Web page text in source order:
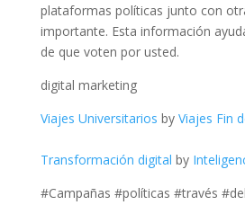
plataformas políticas junto con
importante. Esta información
de que voten por usted.
digital marketing
Viajes Universitarios by Viajes Fin
Transformación digital by
#Campañas #políticas #través